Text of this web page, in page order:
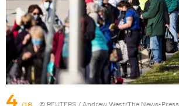
© REUTERS / Andrew West/The News-Press